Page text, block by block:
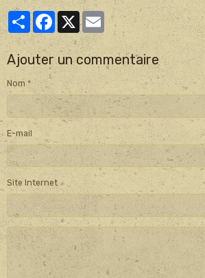
PartagerFacebook
X Email
Ajouter un commentaire
Nom
E-mail
Site Internet